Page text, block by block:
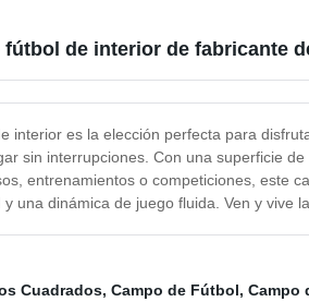
fútbol de interior de fabricante
interior es la elección perfecta para
sin interrupciones. Con una superficie
entrenamientos o competiciones, este
y una dinámica de juego fluida. Ven y vive
Cuadrados, Campo de Fútbol, Campo